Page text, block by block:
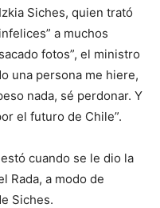
Siches, quien trató
a muchos
fotos”, el ministro
una persona me hiere,
nada, sé perdonar. Y
el futuro de Chile”.
cuando se le dio la
Rada, a modo de
Siches.